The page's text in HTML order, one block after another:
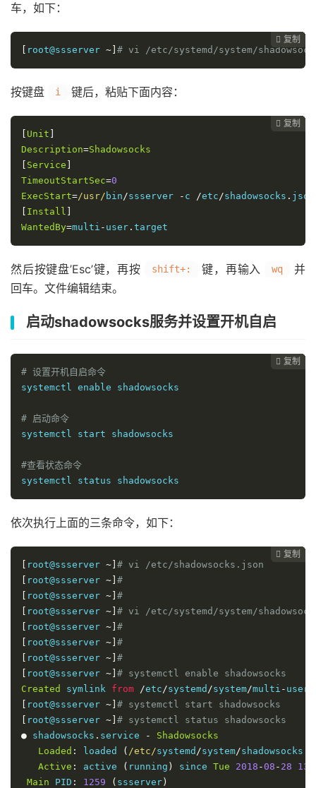
车，如下：
 复制
 复制
 复制
 复制
 复制
 复制
[ root@ssserver ~] # vi /etc/systemd/system/
按键盘 i 键后，粘贴下面内容：
 复制
 复制
 复制
 复制
 复制
[ Unit ]
Description=Shadowsocks
[ Service ]
TimeoutStartSec=0
ExecStart=/usr/ bin /ssserver - c /etc /shadowsocks .
[ Install ]
WantedBy=multi - user . target
然后按键盘’Esc’键，再按 shift+: 键，再输入 wq
并
回车。文件编辑结束。
启动shadowsocks服务并设置开机自启
 复制
 复制
 复制
 复制
# 设置开机自启命令
systemctl enable shadowsocks
# 启动命令
systemctl start shadowsocks
#查看状态命令
systemctl status shadowsocks
依次执行上面的三条命令，如下：
 复制
 复制
 复制
[ root@ssserver ~] # vi /etc/shadowsocks.json
[ root@ssserver ~] #
[ root@ssserver ~] #
[ root@ssserver ~] # vi /etc/systemd/system/
[ root@ssserver ~] #
[ root@ssserver ~] #
[ root@ssserver ~] #
[ root@ssserver ~] # systemctl enable shadowsocks
Created
symlink from /etc /systemd /system/multi - user
[ root@ssserver ~] # systemctl start shadowsocks
[ root@ssserver ~] # systemctl status shadowsocks
● shadowsocks . service -
Shadowsocks
Loaded : loaded ( /etc/systemd /system/shadowsocks
Active : active ( running ) since Tue 2018 -08 - 28 13
Main PID : 1259 ( ssserver)